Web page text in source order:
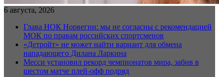
6 августа, 2026
Глава НОК Норвегии: мы не согласны с рекомендацией
МОК по правам российских спортсменов
«Детройт» не может найти вариант для обмена
нападающего Дилана Ларкина
Месси установил рекорд чемпионатов мира, забив в
шестом матче плей‑офф подряд